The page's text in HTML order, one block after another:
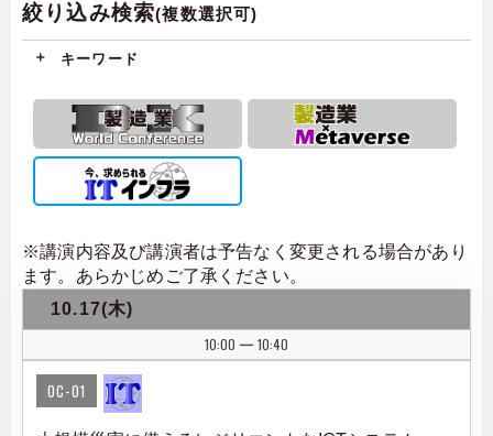
絞り込み検索(複数選択可)
キーワード
※講演内容及び講演者は予告なく変更される場合があり
ます。あらかじめご了承ください。
10.17(木)
10:00
| 10:40
OC-01